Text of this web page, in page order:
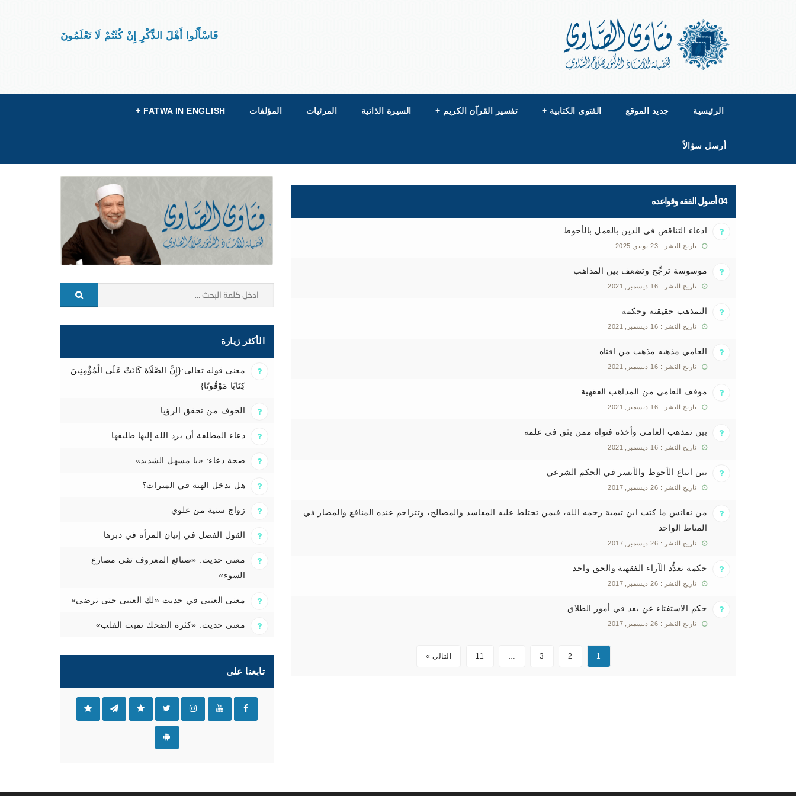
فَاسْأَلُوا أَهْلَ الذِّكْرِ إِنْ كُنْتُمْ لَا تَعْلَمُونَ
الرئيسية جديد الموقع الفتوى الكتابية + تفسير القرآن الكريم + السيرة الذاتية المرئيات المؤلفات FATWA IN ENGLISH
+
أرسل سؤالاً
04 أصول الفقه وقواعده
ادعاء التناقض في الدين بالعمل بالأحوط
تاريخ النشر : 23 يونيو, 2025
موسوسة ترجِّح وتضعف بين المذاهب
تاريخ النشر : 16 ديسمبر, 2021
التمذهب حقيقته وحكمه
تاريخ النشر : 16 ديسمبر, 2021
العامي مذهبه مذهب من افتاه
تاريخ النشر : 16 ديسمبر, 2021
موقف العامي من المذاهب الفقهية
تاريخ النشر : 16 ديسمبر, 2021
بين تمذهب العامي وأخذه فتواه ممن يثق في علمه
تاريخ النشر : 16 ديسمبر, 2021
بين اتباع الأحوط والأيسر في الحكم الشرعي
تاريخ النشر : 26 ديسمبر, 2017
من نفائس ما كتب ابن تيمية رحمه الله، فيمن تختلط عليه المفاسد والمصالح، وتتزاحم عنده المنافع والمضار في
المناط الواحد
تاريخ النشر : 26 ديسمبر, 2017
حكمة تعدُّد الآراء الفقهية والحق واحد
تاريخ النشر : 26 ديسمبر, 2017
حكم الاستفتاء عن بعد في أمور الطلاق
تاريخ النشر : 26 ديسمبر, 2017
1
2
3
…
11 التالي »
الأكثر زيارة
معنى قوله تعالى:{إِنَّ الصَّلَاةَ كَانَتْ عَلَى الْمُؤْمِنِينَ
كِتَابًا مَوْقُوتًا}
الخوف من تحقق الرؤيا
دعاء المطلقة أن يرد الله إليها طليقها
صحة دعاء: «يا مسهل الشديد»
هل تدخل الهبة في الميراث؟
زواج سنية من علوي
القول الفصل في إتيان المرأة في دبرها
معنى حديث: «صنائع المعروف تقي مصارع
السوء»
معنى العتبى في حديث «لك العتبى حتى ترضى»
معنى حديث: «كثرة الضحك تميت القلب»
تابعنا على